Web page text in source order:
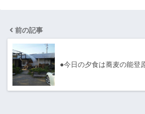
前の記事
●今日の夕食は蕎麦の能登